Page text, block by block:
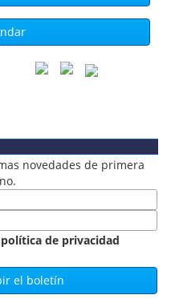
novedades de primera
política de privacidad